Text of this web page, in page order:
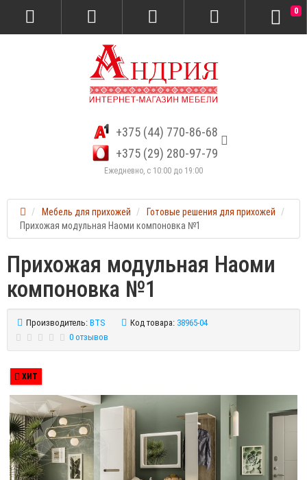
+375 (44) 770-86-68
+375 (29) 280-97-79
Ежедневно, с 10:00 до 19:00
0
Мебель для прихожей
Готовые решения для прихожей
Прихожая модульная Наоми компоновка №1
Прихожая модульная Наоми
компоновка №1
Производитель: BTS Код товара: 38965-04
0 отзывов
ХИТ